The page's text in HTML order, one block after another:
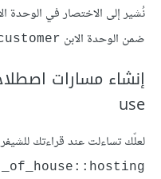
نُشير إلى الاختصار في الوحدة
ضمن الوحدة الابن
use
لعلّك تساءلت عند قراءتك للشيفرة 11 عن سبب